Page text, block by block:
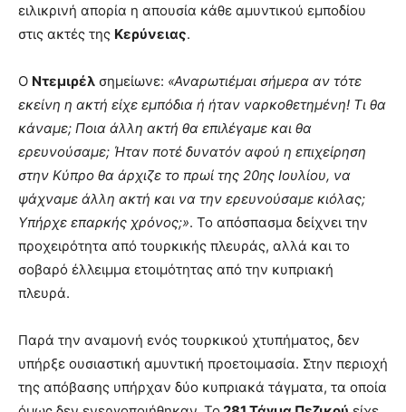
ειλικρινή απορία η απουσία κάθε αμυντικού εμποδίου
στις ακτές της Κερύνειας.
Ο Ντεμιρέλ σημείωνε: «Αναρωτιέμαι σήμερα αν τότε
εκείνη η ακτή είχε εμπόδια ή ήταν ναρκοθετημένη! Τι θα
κάναμε; Ποια άλλη ακτή θα επιλέγαμε και θα
ερευνούσαμε; Ήταν ποτέ δυνατόν αφού η επιχείρηση
στην Κύπρο θα άρχιζε το πρωί της 20ης Ιουλίου, να
ψάχναμε άλλη ακτή και να την ερευνούσαμε κιόλας;
Υπήρχε επαρκής χρόνος;». Το απόσπασμα δείχνει την
προχειρότητα από τουρκικής πλευράς, αλλά και το
σοβαρό έλλειμμα ετοιμότητας από την κυπριακή
πλευρά.
Παρά την αναμονή ενός τουρκικού χτυπήματος, δεν
υπήρξε ουσιαστική αμυντική προετοιμασία. Στην περιοχή
της απόβασης υπήρχαν δύο κυπριακά τάγματα, τα οποία